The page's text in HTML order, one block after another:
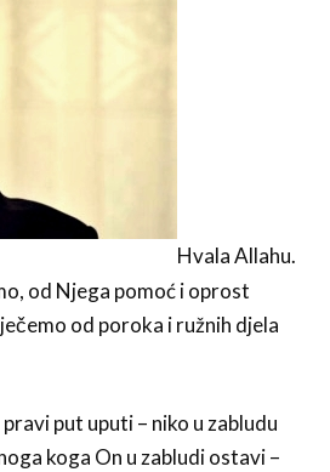
Hvala Allahu.
od Njega pomoć i oprost
od poroka i ružnih djela
put uputi – niko u zabludu
koga On u zabludi ostavi –